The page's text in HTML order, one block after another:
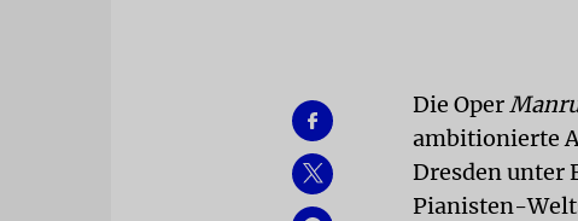
Die Oper
ambitionierte
Dresden unter
Pianisten-